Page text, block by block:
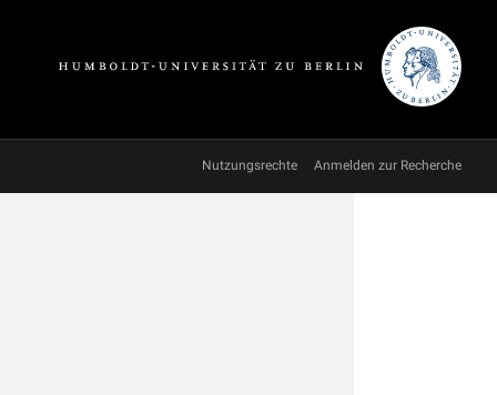
Nutzungsrechte Anmelden zur Recherche